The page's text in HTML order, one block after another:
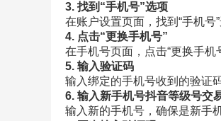
3. 找到“手机号”选项
在账户设置页面，找到“手机号
4. 点击“更换手机号”
在手机号页面，点击“更换手机
5. 输入验证码
输入绑定的手机号收到的验证
6. 输入新手机号抖音等级号交
输入新的手机号，确保是新手